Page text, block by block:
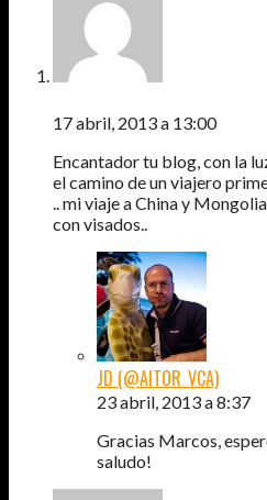
17 abril, 2013 a 13:00
Encantador tu blog, con la
el camino de un viajero
.. mi viaje a China y
con visados..
JD (@AITOR_VCA)
23 abril, 2013 a 8:37
Gracias Marcos,
saludo!